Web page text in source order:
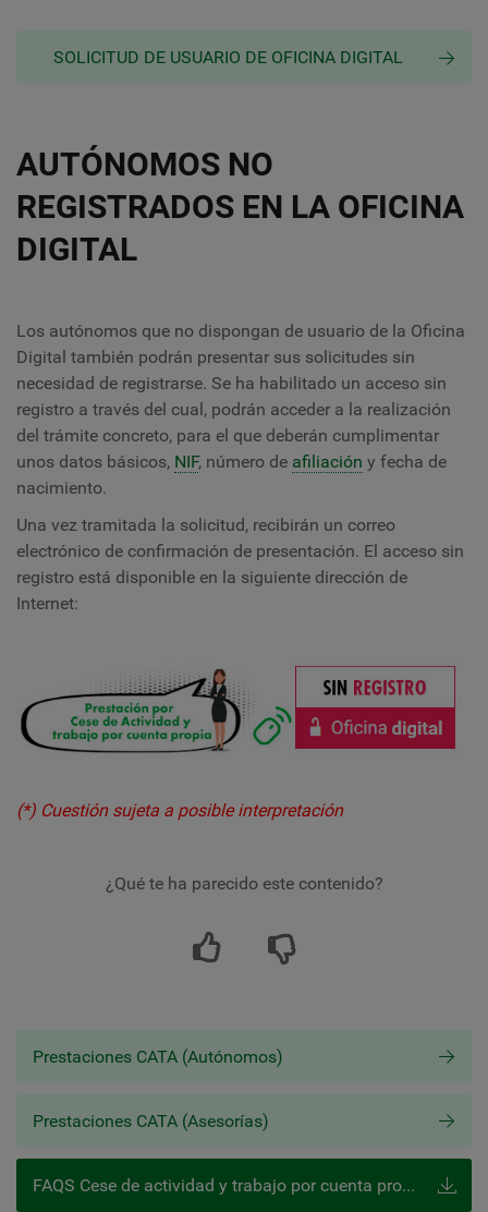
SOLICITUD DE USUARIO DE OFICINA DIGITAL
AUTÓNOMOS NO
REGISTRADOS EN LA OFICINA
DIGITAL
Los autónomos que no dispongan de usuario de la Oficina
Digital también podrán presentar sus solicitudes sin
necesidad de registrarse. Se ha habilitado un acceso sin
registro a través del cual, podrán acceder a la realización
del trámite concreto, para el que deberán cumplimentar
unos datos básicos, NIF, número de afiliación y fecha de
nacimiento.
Una vez tramitada la solicitud, recibirán un correo
electrónico de confirmación de presentación. El acceso sin
registro está disponible en la siguiente dirección de
Internet:
(*) Cuestión sujeta a posible interpretación
¿Qué te ha parecido este contenido?
Prestaciones CATA (Autónomos)
Prestaciones CATA (Asesorías)
FAQS Cese de actividad y trabajo por cuenta propia (art. 9 RDL 24.2020)